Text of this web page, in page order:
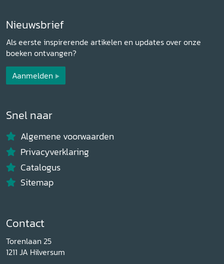
Nieuwsbrief
Als eerste inspirerende artikelen en updates over onze
boeken ontvangen?
Aanmelden
Snel naar
Algemene voorwaarden
Privacyverklaring
Catalogus
Sitemap
Contact
Torenlaan 25
1211 JA Hilversum